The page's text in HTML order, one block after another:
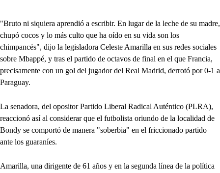
"Bruto ni siquiera aprendió a escribir. En lugar de la leche de su madre,
chupó cocos y lo más culto que ha oído en su vida son los
chimpancés", dijo la legisladora Celeste Amarilla en sus redes sociales
sobre Mbappé, y tras el partido de octavos de final en el que Francia,
precisamente con un gol del jugador del Real Madrid, derrotó por 0-1 a
Paraguay.
La senadora, del opositor Partido Liberal Radical Auténtico (PLRA),
reaccionó así al considerar que el futbolista oriundo de la localidad de
Bondy se comportó de manera "soberbia" en el friccionado partido
ante los guaraníes.
Amarilla, una dirigente de 61 años y en la segunda línea de la política